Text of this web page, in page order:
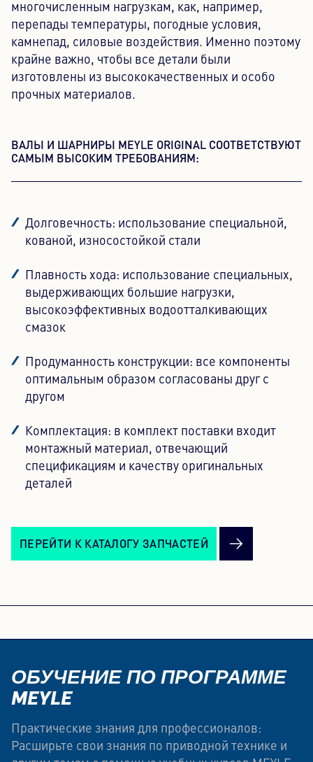
многочисленным нагрузкам, как, например,
перепады температуры, погодные условия,
камнепад, силовые воздействия. Именно поэтому
крайне важно, чтобы все детали были
изготовлены из высококачественных и особо
прочных материалов.
ВАЛЫ И ШАРНИРЫ MEYLE ORIGINAL СООТВЕТСТВУЮТ
САМЫМ ВЫСОКИМ ТРЕБОВАНИЯМ:
Долговечность: использование специальной,
кованой, износостойкой стали
Плавность хода: использование специальных,
выдерживающих большие нагрузки,
высокоэффективных водоотталкивающих
смазок
Продуманность конструкции: все компоненты
оптимальным образом согласованы друг с
другом
Комплектация: в комплект поставки входит
монтажный материал, отвечающий
спецификациям и качеству оригинальных
деталей
ПЕРЕЙТИ К КАТАЛОГУ ЗАПЧАСТЕЙ
ОБУЧЕНИЕ ПО ПРОГРАММЕ
MEYLE
Практические знания для профессионалов:
Расширьте свои знания по приводной технике и